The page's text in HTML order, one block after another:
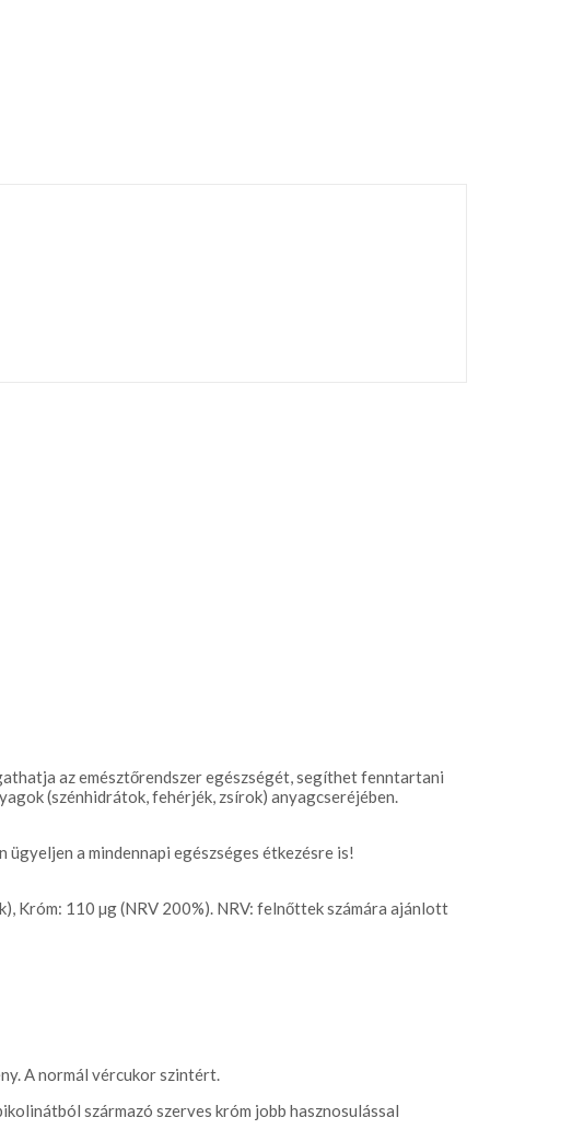
az emésztőrendszer egészségét, segíthet fenntartani
(szénhidrátok, fehérjék, zsírok) anyagcseréjében.
a mindennapi egészséges étkezésre is!
Króm: 110 µg (NRV 200%). NRV: felnőttek számára ajánlott
A normál vércukor szintért.
származó szerves króm jobb hasznosulással